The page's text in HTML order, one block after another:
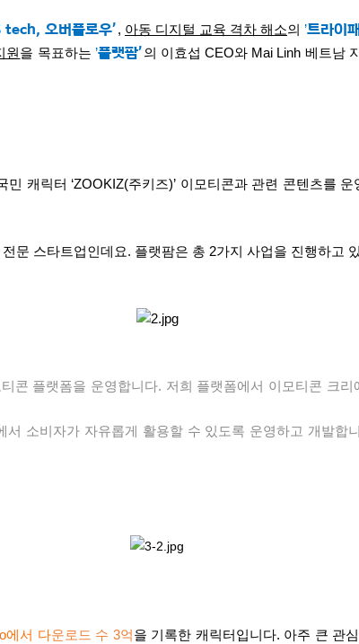
tech, 오버플로우’, 아동 디지털 교육 격차 해소의 ’트라이
원 을 목표하는 ’플랫팜’의 이효섭CEO와 Mai Linh 베트남
민 캐릭터 ‘ZOOKIZ(주키즈)’ 이모티콘과 관련 콘텐츠를 운
문 스타트업인데요. 플랫팜은 총 2가지 사업을 진행하고
콘 플랫폼을 운영합니다. 저희 플랫폼에서 이모티콘 크
서 소비자가 자유롭게 활용할 수 있도록 운영하고 개발합
에서 다운로드 수 3억을 기록한 캐릭터입니다. 아주 큰 관